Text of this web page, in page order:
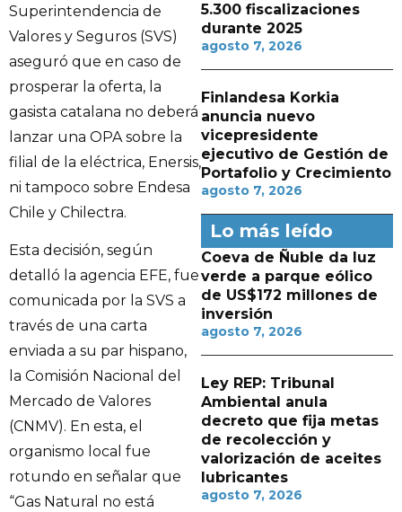
Superintendencia de
Valores y Seguros (SVS)
aseguró que en caso de
prosperar la oferta, la
gasista catalana no deberá
lanzar una OPA sobre la
filial de la eléctrica, Enersis,
ni tampoco sobre Endesa
Chile y Chilectra.
Esta decisión, según
detalló la agencia EFE, fue
comunicada por la SVS a
través de una carta
enviada a su par hispano,
la Comisión Nacional del
Mercado de Valores
(CNMV). En esta, el
organismo local fue
rotundo en señalar que
“Gas Natural no está
5.300 fiscalizaciones
durante 2025
agosto 7, 2026
Finlandesa Korkia
anuncia nuevo
vicepresidente
ejecutivo de Gestión de
Portafolio y Crecimiento
agosto 7, 2026
Lo más leído
Coeva de Ñuble da luz
verde a parque eólico
de US$172 millones de
inversión
agosto 7, 2026
Ley REP: Tribunal
Ambiental anula
decreto que fija metas
de recolección y
valorización de aceites
lubricantes
agosto 7, 2026